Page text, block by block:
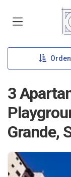
3
Grande,